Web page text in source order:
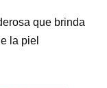
que brinda
la piel